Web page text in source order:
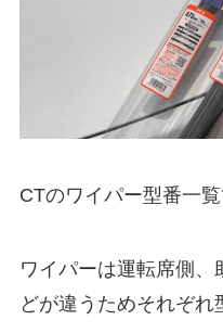
CTのワイパー型番一覧
ワイパーは運転席側
どが違うためそれぞれ